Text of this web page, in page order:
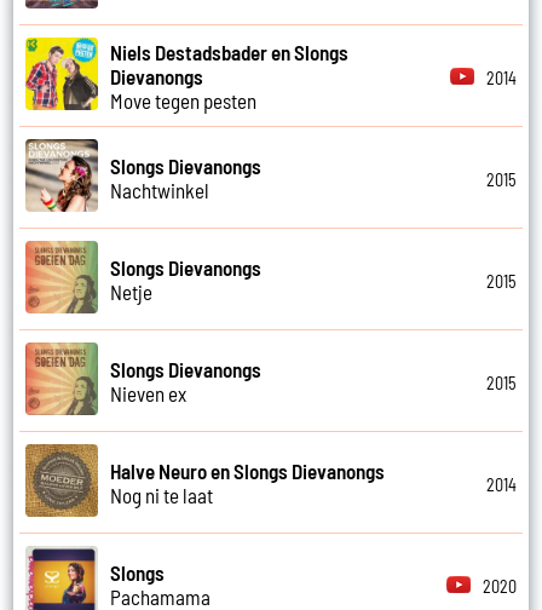
Niels Destadsbader en Slongs
Dievanongs
Move tegen pesten
2014
Slongs Dievanongs
Nachtwinkel
2015
Slongs Dievanongs
Netje
2015
Slongs Dievanongs
Nieven ex
2015
Halve Neuro en Slongs Dievanongs
Nog ni te laat
2014
Slongs
Pachamama
2020